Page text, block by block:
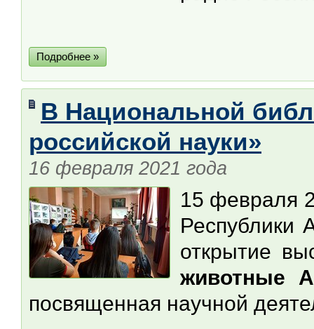
Подробнее »
В Национальной
российской науки»
16 февраля 2021 года
15 февраля
Республики
открытие
животные
посвященная научной